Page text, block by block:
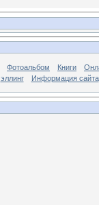
Фотоальбом Книги
эллинг Информация сайта